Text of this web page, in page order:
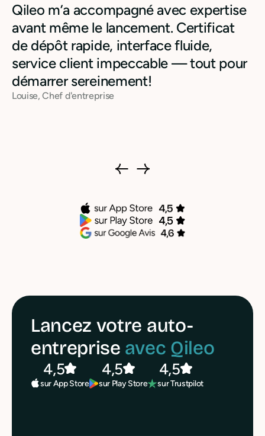
Qileo m’a accompagné avec expertise
avant même le lancement. Certificat
de dépôt rapide, interface fluide,
service client impeccable — tout pour
démarrer sereinement!
Louise, Chef d'entreprise
Lancez votre auto-
entreprise avec Qileo
4,5
sur App Store
4,5
sur Play Store
4,5
sur Trustpilot